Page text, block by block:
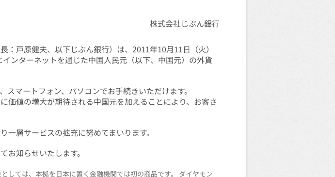
株式会社じぶん銀行
戸原健夫、以下じぶん銀行）は、2011年10月11日（火）
ンターネットを通じた中国人民元（以下、中国元）の外貨
マートフォン、パソコンでお手続きいただけます。
価値の増大が期待される中国元を加えることにより、お客さ
層サービスの拡充に努めてまいります。
お知らせいたします。
しては、本拠を日本に置く金融機関では初の商品です。 ダイヤモン